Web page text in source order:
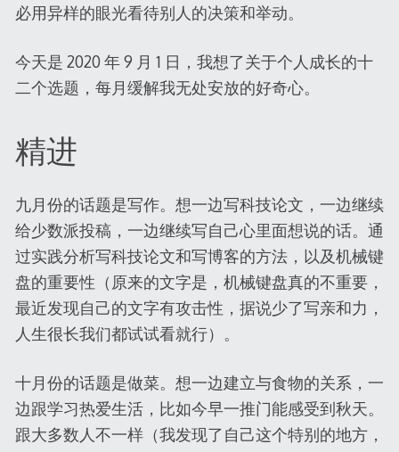
必用异样的眼光看待别人的决策和举动。
今天是 2020 年 9 月 1 日，我想了关于个人成长的十
二个选题，每月缓解我无处安放的好奇心。
精进
九月份的话题是写作。想一边写科技论文，一边继续
给少数派投稿，一边继续写自己心里面想说的话。通
过实践分析写科技论文和写博客的方法，以及机械键
盘的重要性（原来的文字是，机械键盘真的不重要，
最近发现自己的文字有攻击性，据说少了写亲和力，
人生很长我们都试试看就行）。
十月份的话题是做菜。想一边建立与食物的关系，一
边跟学习热爱生活，比如今早一推门能感受到秋天。
跟大多数人不一样（我发现了自己这个特别的地方，